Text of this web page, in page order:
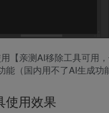
【亲测AI移除工具可用
能（国内用不了AI生成功
使用效果